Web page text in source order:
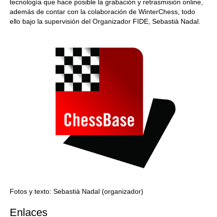
tecnología que hace posible la grabación y retrasmisión online,
además de contar con la colaboración de WinterChess, todo
ello bajo la supervisión del Organizador FIDE, Sebastià Nadal.
Fotos y texto: Sebastià Nadal (organizador)
Enlaces